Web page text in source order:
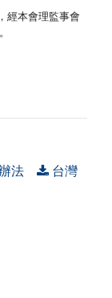
經本會理監事會
法
台灣